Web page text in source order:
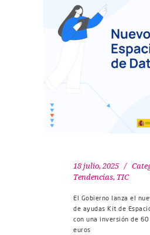
18 julio, 2025
Tendencias, TIC
El Gobierno lanza el
de ayudas Kit de
con una inversión de
euros